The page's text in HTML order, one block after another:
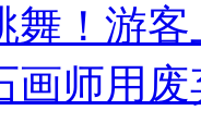
舞！游客
画师用